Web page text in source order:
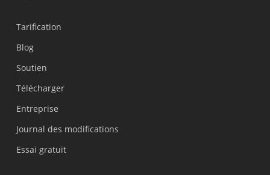
Tarification
Blog
Soutien
Télécharger
Entreprise
Journal des modifications
Essai gratuit